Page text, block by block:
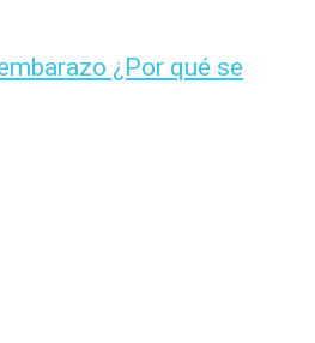
¿Por qué se